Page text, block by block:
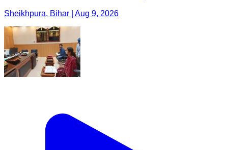
Sheikhpura, Bihar | Aug 9, 2026